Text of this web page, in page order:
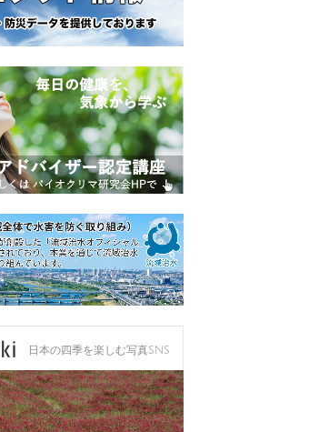
日本の四季を楽しむ写真SNS